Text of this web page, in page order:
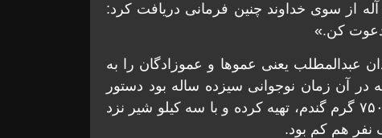
آله از سوی خداوند چنین فرمانی دریافت کرد:
دعوت کن.»
عبدالمطلب یعنی عموها و عموزادگان را به
در آن زمان نوجوانی سیزده ساله بود دستور
داد تا برای ایشان غذایی با گوشت ران گوسفند و ۷۵۰ گرم گندم، تهیه کرده و با سه کیلو شیر نزد
نفر هم کم بود.